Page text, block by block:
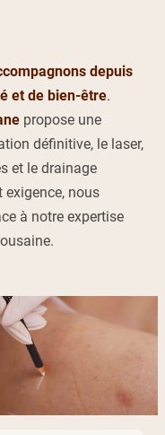
depuis
et de bien-être.
propose une
définitive, le laser,
et le drainage
exigence, nous
à notre expertise